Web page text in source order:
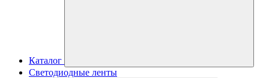
Каталог
Светодиодные ленты